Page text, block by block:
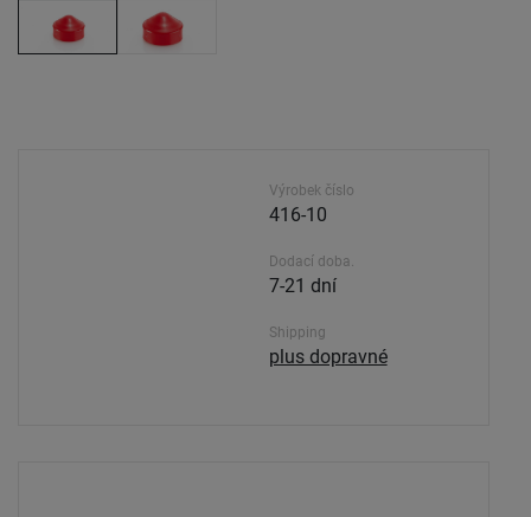
Výrobek číslo
416-10
Dodací doba.
7-21 dní
Shipping
plus dopravné